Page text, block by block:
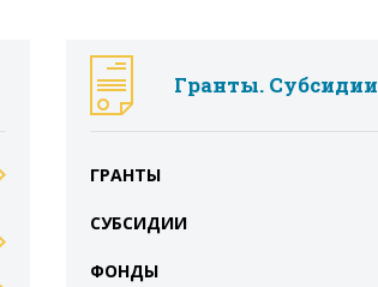
Гранты. Субсидии
ГРАНТЫ
СУБСИДИИ
ФОНДЫ